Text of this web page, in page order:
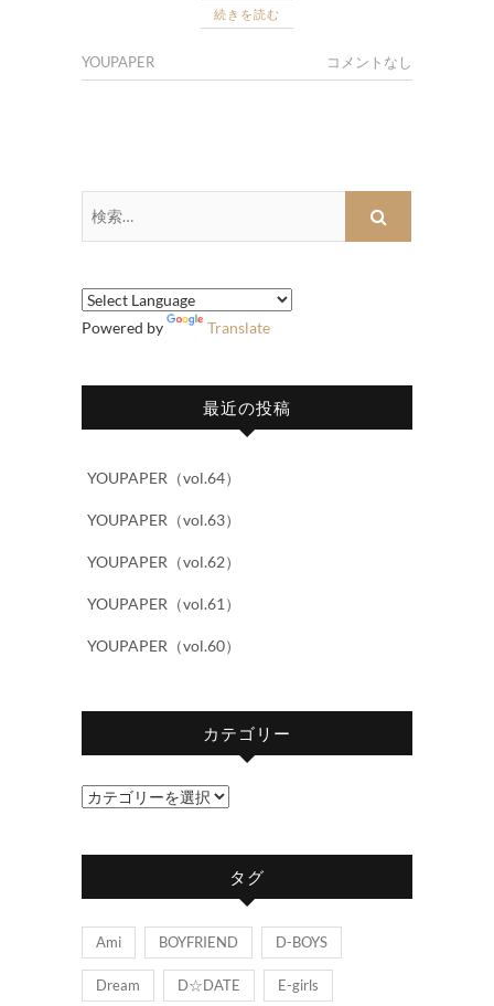
続きを読む
YOUPAPER コメントなし
Powered by Translate
最近の投稿
YOUPAPER（vol.64）
YOUPAPER（vol.63）
YOUPAPER（vol.62）
YOUPAPER（vol.61）
YOUPAPER（vol.60）
カテゴリー
カ
ゴ
タグ
Ami BOYFRIEND D-BOYS
Dream D☆DATE E-girls